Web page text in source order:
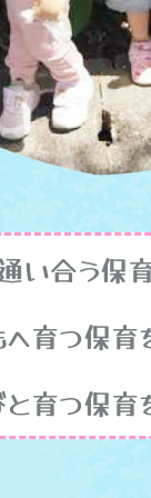
合う保育
育を
育つ保育